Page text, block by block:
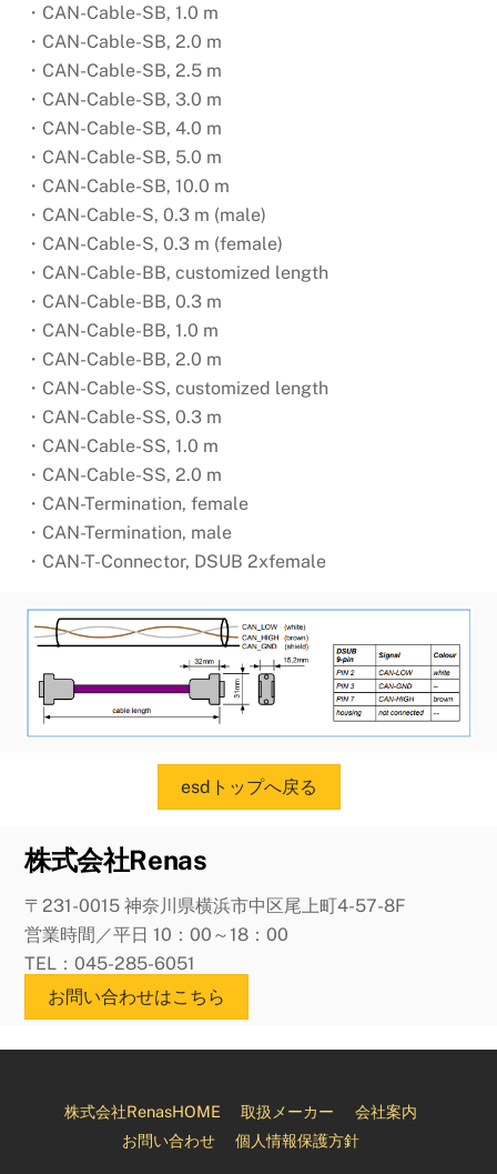
・CAN-Cable-SB, 1.0 m
・CAN-Cable-SB, 2.0 m
・CAN-Cable-SB, 2.5 m
・CAN-Cable-SB, 3.0 m
・CAN-Cable-SB, 4.0 m
・CAN-Cable-SB, 5.0 m
・CAN-Cable-SB, 10.0 m
・CAN-Cable-S, 0.3 m (male)
・CAN-Cable-S, 0.3 m (female)
・CAN-Cable-BB, customized length
・CAN-Cable-BB, 0.3 m
・CAN-Cable-BB, 1.0 m
・CAN-Cable-BB, 2.0 m
・CAN-Cable-SS, customized length
・CAN-Cable-SS, 0.3 m
・CAN-Cable-SS, 1.0 m
・CAN-Cable-SS, 2.0 m
・CAN-Termination, female
・CAN-Termination, male
・CAN-T-Connector, DSUB 2xfemale
esdトップへ戻る
株式会社Renas
〒231-0015 神奈川県横浜市中区尾上町4-57-8F
営業時間／平日 10：00～18：00
TEL：045-285-6051
お問い合わせはこちら
株式会社RenasHOME 取扱メーカー
会社案内
お問い合わせ
個人情報保護方針